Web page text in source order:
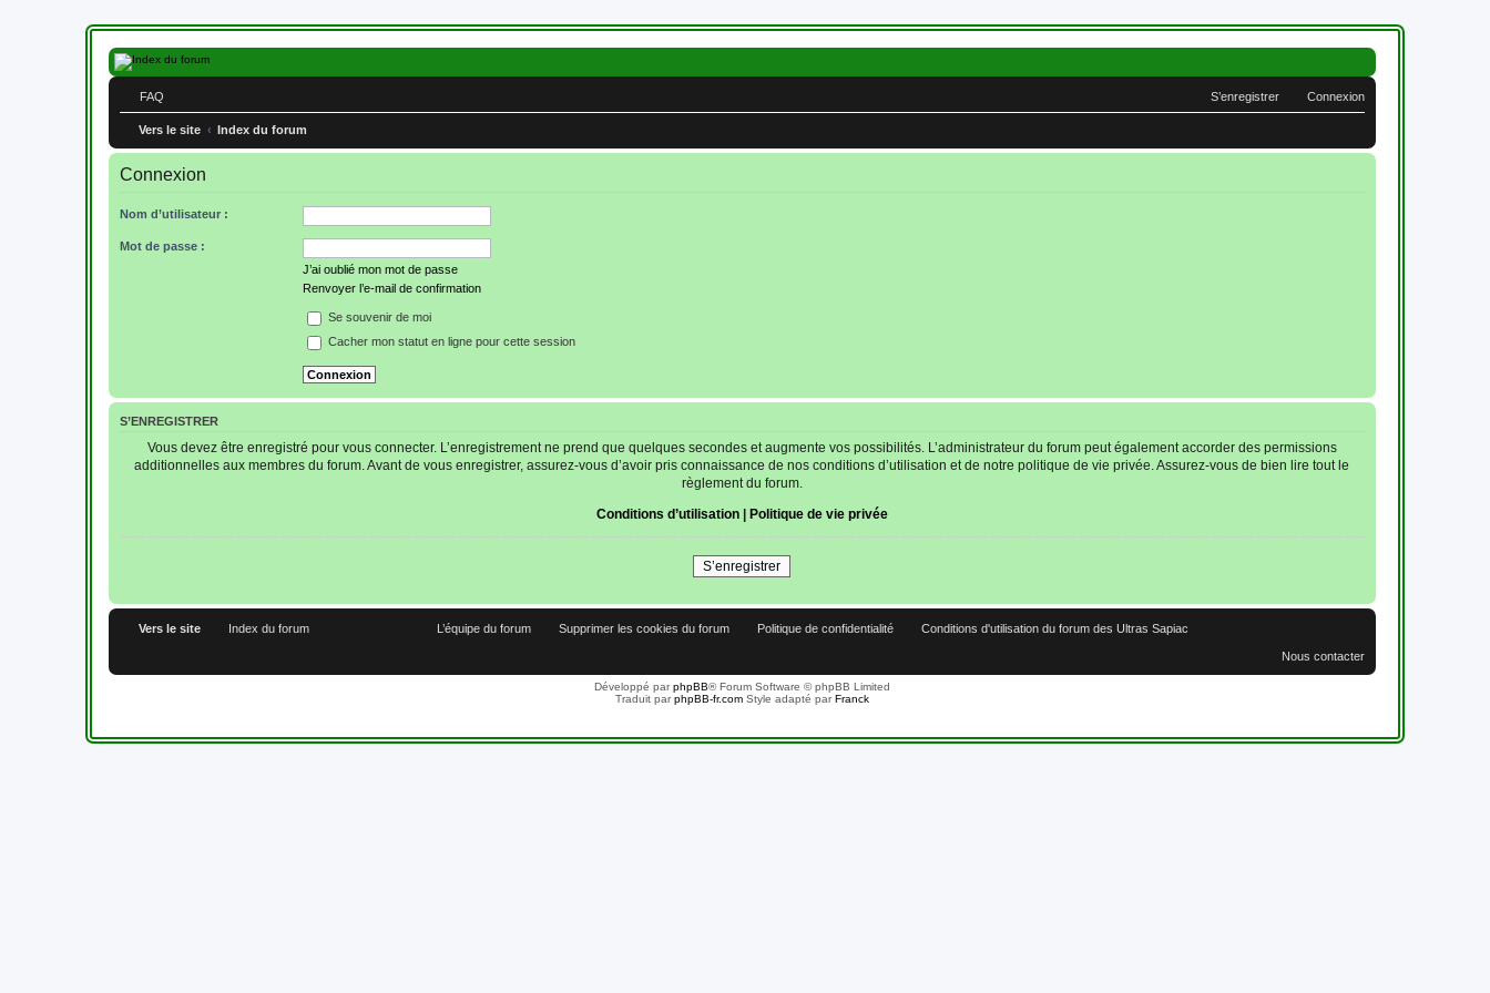
FAQ Connexion
S’enregistrer
Vers le site Index du forum
Connexion
Nom d’utilisateur :
Mot de passe :
J’ai oublié mon mot de passe
Renvoyer l’e-mail de confirmation
Se souvenir de moi
Cacher mon statut en ligne pour cette session
S’ENREGISTRER
Vous devez être enregistré pour vous connecter. L’enregistrement ne prend que quelques secondes et augmente vos possibilités. L’administrateur du forum peut également accorder des permissions
additionnelles aux membres du forum. Avant de vous enregistrer, assurez-vous d’avoir pris connaissance de nos conditions d’utilisation et de notre politique de vie privée. Assurez-vous de bien lire tout le
règlement du forum.
Conditions d’utilisation| Politique de vie privée
S’enregistrer
Vers le site Index du forum Conditions d'utilisation du forum des Ultras Sapiac
Politique de confidentialité
Supprimer les cookies du forum
L’équipe du forum
Nous contacter
Développé parphpBB® Forum Software © phpBB Limited
Traduit parphpBB-fr.comStyle adapté parFranck